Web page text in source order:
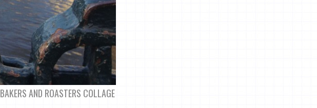
BAKERS AND ROASTERS COLLAGE